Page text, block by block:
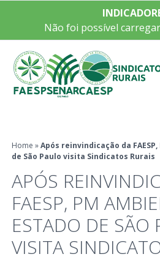
Não foi possível
Home »Após reinvindicação da
de São Paulo visita Sindicatos Rurais
APÓS
FAESP, PM
ESTADO DE SÃO
VISITA